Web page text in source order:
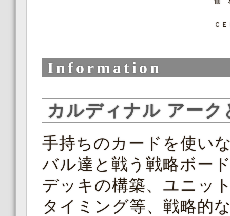
Ｃ
Information
カルディナル アーク
手持ちのカードを使い
バル達と戦う戦略ボー
デッキの構築、ユニッ
タイミング等、戦略的